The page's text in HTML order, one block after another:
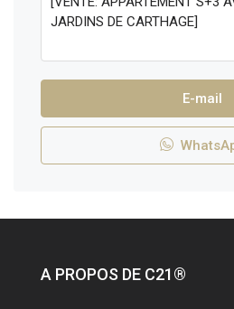
E-mail
A PROPOS DE C21®